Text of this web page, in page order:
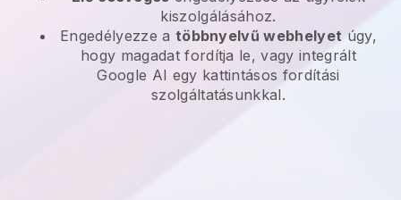
kiszolgálásához.
Engedélyezze a többnyelvű webhelyet úgy,
hogy magadat fordítja le, vagy integrált
Google AI egy kattintásos fordítási
szolgáltatásunkkal.